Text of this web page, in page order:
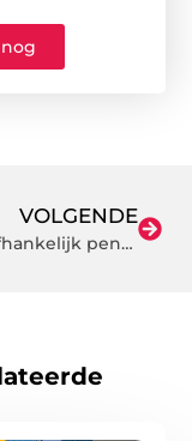
VOLGENDE
Een onafhankelijk pensioenadviseur zorgt voor een professionele regeling